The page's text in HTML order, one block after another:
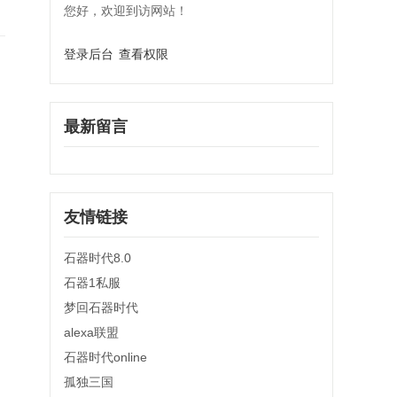
您好，欢迎到访网站！
登录后台 查看权限
最新留言
友情链接
石器时代8.0
石器1私服
梦回石器时代
alexa联盟
石器时代online
孤独三国